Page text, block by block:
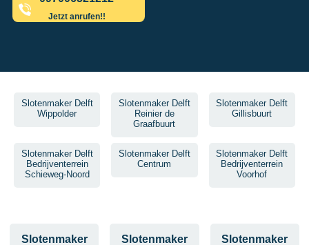
Jetzt anrufen!!
Slotenmaker Delft
Wippolder
Slotenmaker Delft
Reinier de
Graafbuurt
Slotenmaker Delft
Gillisbuurt
Slotenmaker Delft
Bedrijventerrein
Schieweg-Noord
Slotenmaker Delft
Centrum
Slotenmaker Delft
Bedrijventerrein
Voorhof
Slotenmaker
Slotenmaker
Slotenmaker